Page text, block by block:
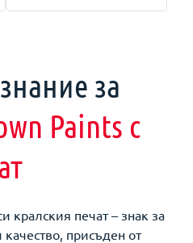
за
Paints с
кралския печат – знак за
присъден от